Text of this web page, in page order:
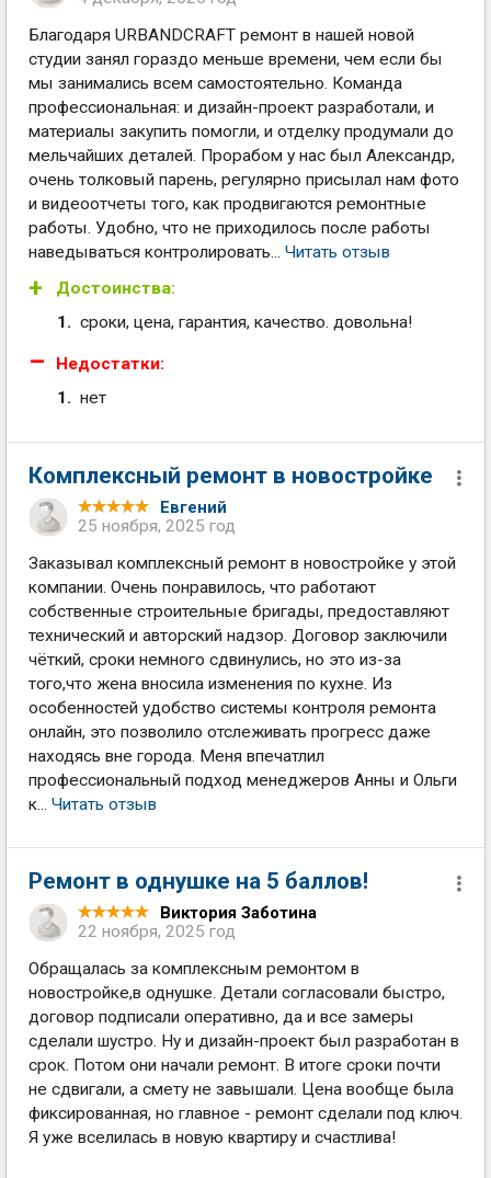
Благодаря URBANDCRAFT ремонт в нашей новой
студии занял гораздо меньше времени, чем если бы
мы занимались всем самостоятельно. Команда
профессиональная: и дизайн-проект разработали, и
материалы закупить помогли, и отделку продумали до
мельчайших деталей. Прорабом у нас был Александр,
очень толковый парень, регулярно присылал нам фото
и видеоотчеты того, как продвигаются ремонтные
работы. Удобно, что не приходилось после работы
наведываться контролировать... Читать отзыв
Достоинства:
сроки, цена, гарантия, качество. довольна!
Недостатки:
нет
Комплексный ремонт в новостройке
Евгений
25 ноября, 2025 год
Заказывал комплексный ремонт в новостройке у этой
компании. Очень понравилось, что работают
собственные строительные бригады, предоставляют
технический и авторский надзор. Договор заключили
чёткий, сроки немного сдвинулись, но это из-за
того,что жена вносила изменения по кухне. Из
особенностей удобство системы контроля ремонта
онлайн, это позволило отслеживать прогресс даже
находясь вне города. Меня впечатлил
профессиональный подход менеджеров Анны и Ольги
к... Читать отзыв
Ремонт в однушке на 5 баллов!
Виктория Заботина
22 ноября, 2025 год
Обращалась за комплексным ремонтом в
новостройке,в однушке. Детали согласовали быстро,
договор подписали оперативно, да и все замеры
сделали шустро. Ну и дизайн-проект был разработан в
срок. Потом они начали ремонт. В итоге сроки почти
не сдвигали, а смету не завышали. Цена вообще была
фиксированная, но главное - ремонт сделали под ключ.
Я уже вселилась в новую квартиру и счастлива!